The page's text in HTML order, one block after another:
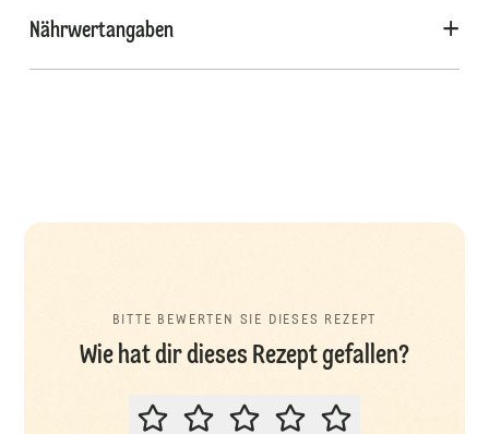
Nährwertangaben
BITTE BEWERTEN SIE DIESES REZEPT
Wie hat dir dieses Rezept gefallen?
BITTE BEWERTEN SIE DIESES